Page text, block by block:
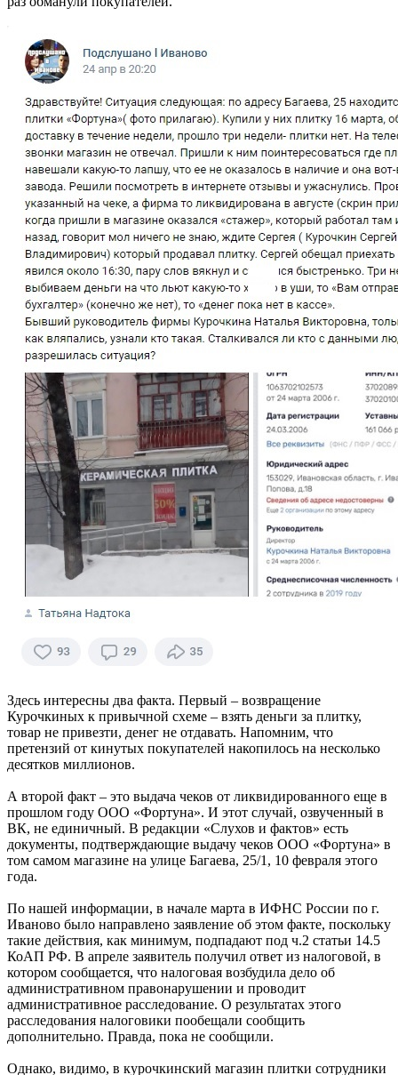
Здесь интересны два факта. Первый – возвращение
Курочкиных к привычной схеме – взять деньги за плитку,
товар не привезти, денег не отдавать. Напомним, что
претензий от кинутых покупателей накопилось на несколько
десятков миллионов.
А второй факт – это выдача чеков от ликвидированного еще в
прошлом году ООО «Фортуна». И этот случай, озвученный в
ВК, не единичный. В редакции «Слухов и фактов» есть
документы, подтверждающие выдачу чеков ООО «Фортуна» в
том самом магазине на улице Багаева, 25/1, 10 февраля этого
года.
По нашей информации, в начале марта в ИФНС России по г.
Иваново было направлено заявление об этом факте, поскольку
такие действия, как минимум, подпадают под ч.2 статьи 14.5
КоАП РФ. В апреле заявитель получил ответ из налоговой, в
котором сообщается, что налоговая возбудила дело об
административном правонарушении и проводит
административное расследование. О результатах этого
расследования налоговики пообещали сообщить
дополнительно. Правда, пока не сообщили.
Однако, видимо, в курочкинский магазин плитки сотрудники